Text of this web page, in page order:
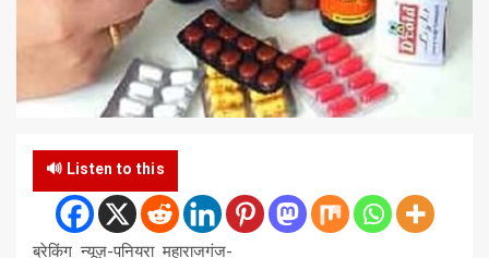
🔊 Listen to this
ब्रेकिंग न्यूज़-पनियरा महाराजगंज-